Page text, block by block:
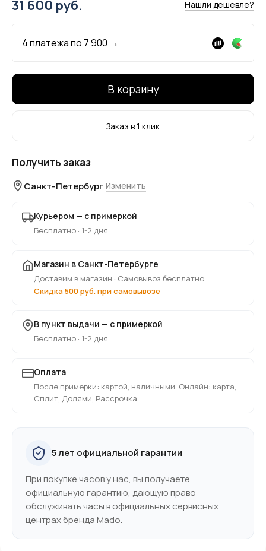
31 600 руб. Нашли дешевле?
4 платежа по 7 900 →
В корзину
Заказ в 1 клик
Получить заказ
Санкт-Петербург Изменить
Курьером — с примеркой
Бесплатно · 1-2 дня
Магазин в Санкт-Петербурге
Доставим в магазин · Самовывоз бесплатно
Скидка 500 руб. при самовывозе
В пункт выдачи — с примеркой
Бесплатно · 1-2 дня
Оплата
После примерки: картой, наличными. Онлайн: карта,
Сплит, Долями, Рассрочка
5 лет официальной гарантии
При покупке часов у нас, вы получаете
официальную гарантию, дающую право
обслуживать часы в официальных сервисных
центрах бренда Mado.